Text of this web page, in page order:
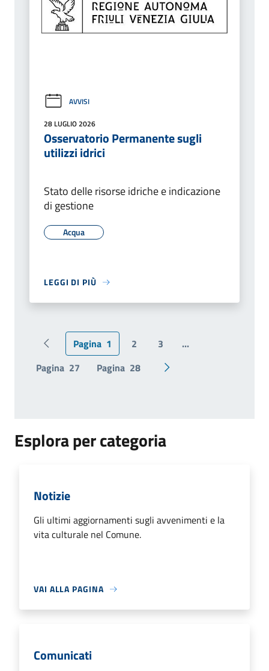
AVVISI
28 LUGLIO 2026
Osservatorio Permanente sugli
utilizzi idrici
Stato delle risorse idriche e indicazione
di gestione
Acqua
LEGGI DI PIÙ
Pagina precedente
Pagina 1 2 3
...
Pagina 27 Pagina 28 Pagina successiva
Esplora per categoria
Notizie
Gli ultimi aggiornamenti sugli avvenimenti e la
vita culturale nel Comune.
VAI ALLA PAGINA
Comunicati